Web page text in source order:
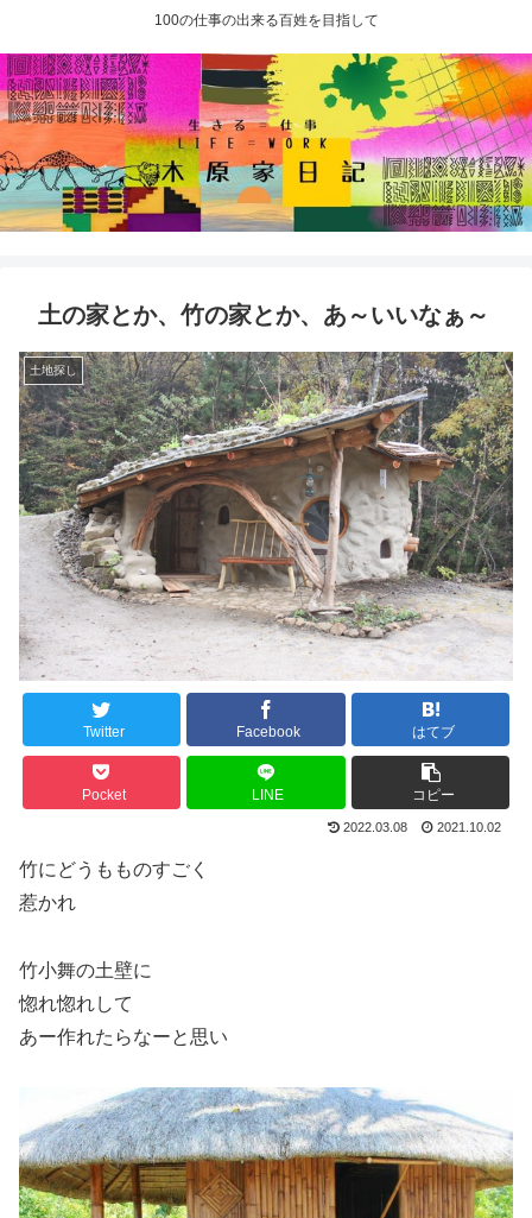
100の仕事の出来る百姓を目指して
土の家とか、竹の家とか、あ～いいなぁ～
土地探し
Twitter Facebook はてブ
Pocket LINE コピー
2022.03.08 2021.10.02
竹にどうもものすごく
惹かれ
竹小舞の土壁に
惚れ惚れして
あー作れたらなーと思い